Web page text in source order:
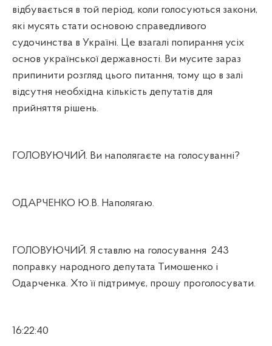
відбувається в той період, коли голосуються закони,
які мусять стати основою справедливого
судочинства в Україні. Це взагалі попирання усіх
основ української державності. Ви мусите зараз
припинити розгляд цього питання, тому що в залі
відсутня необхідна кількість депутатів для
прийняття рішень.
ГОЛОВУЮЧИЙ. Ви наполягаєте на голосуванні?
ОДАРЧЕНКО Ю.В. Наполягаю.
ГОЛОВУЮЧИЙ. Я ставлю на голосування 243
поправку народного депутата Тимошенко і
Одарченка. Хто її підтримує, прошу проголосувати.
16:22:40